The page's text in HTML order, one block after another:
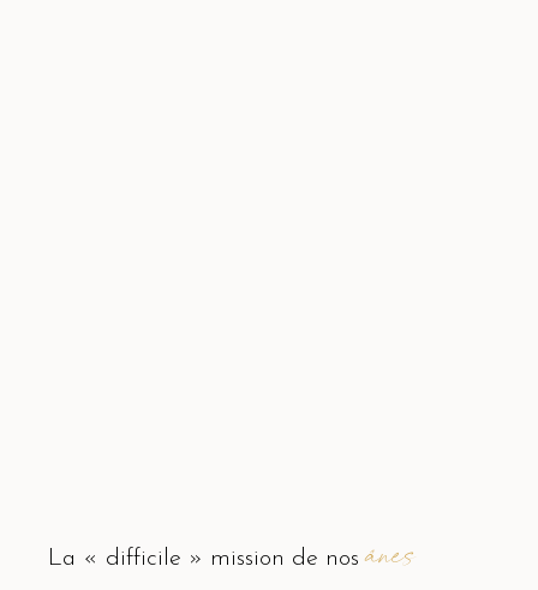
La « difficile » mission de nos ânes